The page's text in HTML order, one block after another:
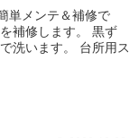
単メンテ＆補修で
補修します。 黒ず
洗います。 台所用ス